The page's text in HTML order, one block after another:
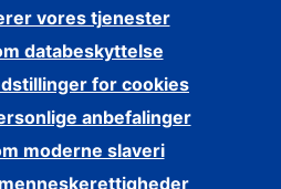
vores tjenester
databeskyttelse
for cookies
anbefalinger
moderne slaveri